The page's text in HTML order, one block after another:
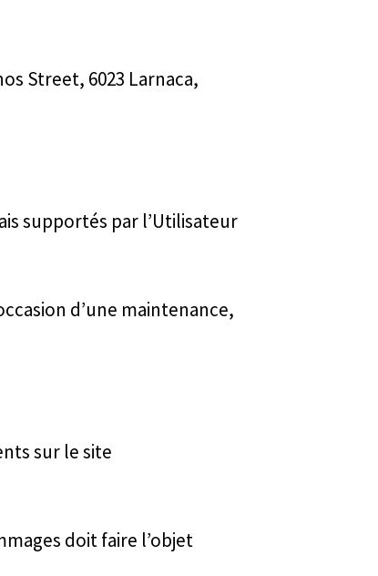
Street, 6023 Larnaca,
supportés par l’Utilisateur
d’une maintenance,
sur le site
doit faire l’objet